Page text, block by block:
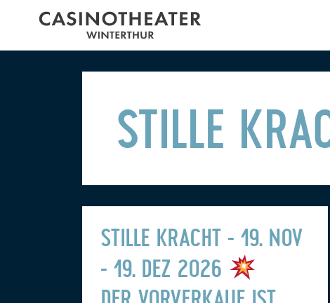
STILLE
STILLE KRACHT - 19. NOV
- 19. DEZ 2026